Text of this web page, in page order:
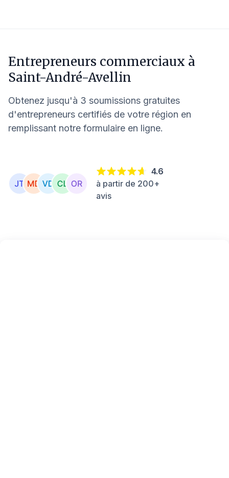
Entrepreneurs commerciaux à
Saint-André-Avellin
Obtenez jusqu'à 3 soumissions gratuites
d'entrepreneurs certifiés de votre région en
remplissant notre formulaire en ligne.
4.6
à partir de 200+
avis